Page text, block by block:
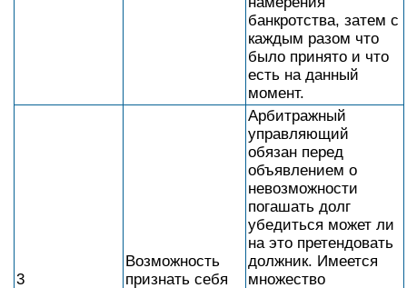
банкротства, затем с
каждым разом что
было принято и что
есть на данный
момент.
3
Возможность
признать себя
Арбитражный
управляющий
обязан перед
объявлением о
невозможности
погашать долг
убедиться может ли
на это претендовать
должник. Имеется
множество